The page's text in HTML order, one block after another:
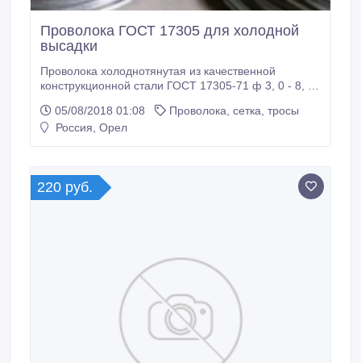
Проволока ГОСТ 17305 для холодной
высадки
Проволока холоднотянутая из качественной
конструкционной стали ГОСТ 17305-71 ф 3, 0 - 8, 0
при производстве крепежных изделий различных
видов: шурупов, болтов, дюбелей, винтов,
250 кг, бунты по 500-1000 кг.
05/08/2018 01:08
Проволока, сетка, тросы
Россия, Орел
220 руб.